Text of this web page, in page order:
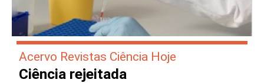
Acervo Revistas Ciência Hoje
Ciência rejeitada